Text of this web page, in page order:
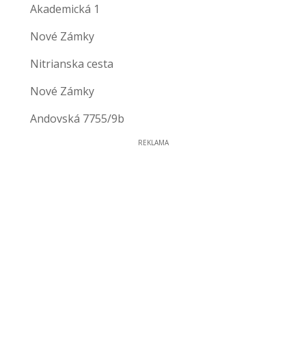
Akademická 1
Nové Zámky
Nitrianska cesta
Nové Zámky
Andovská 7755/9b
REKLAMA